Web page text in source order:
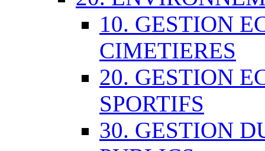
10. GESTION
CIMETIERES
20. GESTION
SPORTIFS
30. GESTION